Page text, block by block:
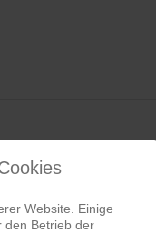
Website. Einige
den Betrieb der